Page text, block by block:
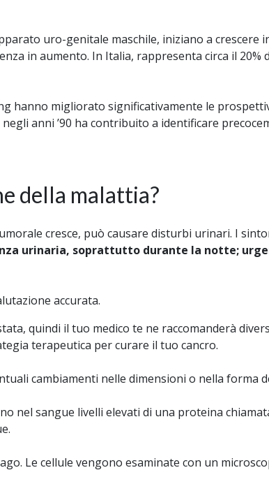
uro-genitale maschile, iniziano a crescere
in aumento. In Italia, rappresenta circa il 20%
hanno migliorato significativamente le
anni ’90 ha contribuito a identificare
della malattia?
cresce, può causare disturbi urinari. I
urinaria, soprattutto durante la notte;
accurata.
quindi il tuo medico te ne raccomanderà
terapeutica per curare il tuo cancro.
cambiamenti nelle dimensioni o nella forma
nel sangue livelli elevati di una proteina
Le cellule vengono esaminate con un